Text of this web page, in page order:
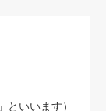
いいます）